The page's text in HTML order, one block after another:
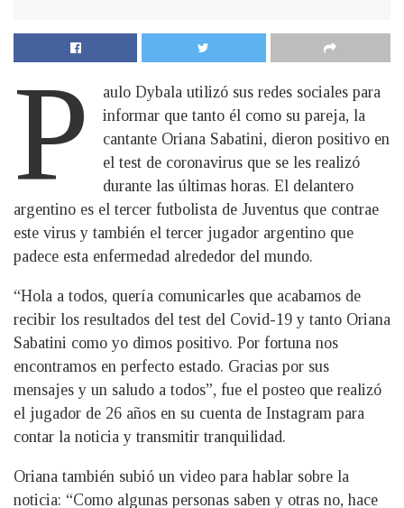
P
aulo Dybala utilizó sus redes sociales para
informar que tanto él como su pareja, la
cantante Oriana Sabatini, dieron positivo en
el test de coronavirus que se les realizó
durante las últimas horas. El delantero
argentino es el tercer futbolista de Juventus que contrae
este virus y también el tercer jugador argentino que
padece esta enfermedad alrededor del mundo.
“Hola a todos, quería comunicarles que acabamos de
recibir los resultados del test del Covid-19 y tanto Oriana
Sabatini como yo dimos positivo. Por fortuna nos
encontramos en perfecto estado. Gracias por sus
mensajes y un saludo a todos”, fue el posteo que realizó
el jugador de 26 años en su cuenta de Instagram para
contar la noticia y transmitir tranquilidad.
Oriana también subió un video para hablar sobre la
noticia: “Como algunas personas saben y otras no, hace